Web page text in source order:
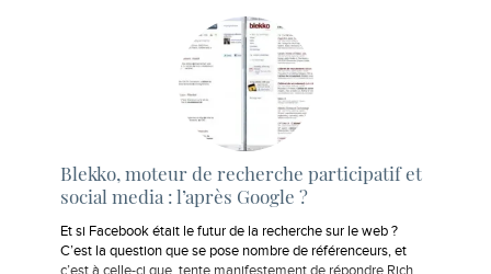
Blekko, moteur de recherche participatif et
social media : l’après Google ?
Et si Facebook était le futur de la recherche sur le web ?
C’est la question que se pose nombre de référenceurs, et